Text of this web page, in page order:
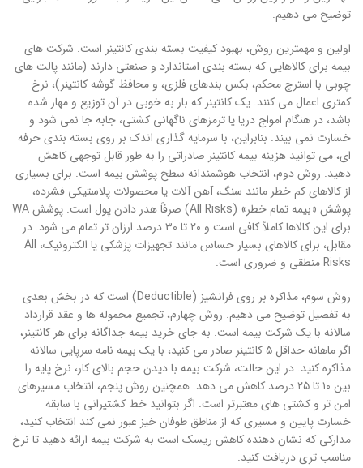
توضیح می دهیم.
اولین و مهمترین روش، بهبود کیفیت بسته بندی کانتینر است. شرکت های
بیمه برای کالاهایی که بسته بندی استاندارد و صنعتی دارند (مانند پالت های
چوبی با استرچ محکم، بکس بندهای فلزی، و محافظ گوشه کانتینر)، نرخ
کمتری اعمال می کنند. یک کانتینر که بار به خوبی در آن توزیع و مهار شده
باشد، در هنگام امواج دریا یا ترمزهای ناگهانی کشتی، جابه جا نمی شود و
خسارت نمی بیند. بنابراین، با سرمایه گذاری اندک بر روی بسته بندی حرفه
ای، می توانید هزینه بیمه کانتینر صادراتی را به طور قابل توجهی کاهش
دهید. روش دوم، انتخاب هوشمندانه سطح پوشش بیمه است. برای بسیاری
از کالاهای کم خطر مانند سنگ، آهن آلات یا محصولات پلاستیکی فشرده،
پوشش «بیمه تمام خطر» (All Risks) صرفاً هدر دادن پول است. پوشش WA
برای این کالاها کاملاً کافی است و ۲۰ تا ۳۰ درصد ارزان تر تمام می شود. در
مقابل، برای کالاهای بسیار حساس مانند تجهیزات پزشکی یا الکترونیک، All
Risks منطقی و ضروری است.
روش سوم، مذاکره بر روی فرانشیز (Deductible) است که در بخش بعدی
به تفصیل توضیح می دهیم. روش چهارم، تجمیع محموله ها و عقد قرارداد
سالانه با یک شرکت بیمه است. به جای خرید بیمه جداگانه برای هر کانتینر،
اگر ماهانه حداقل ۵ کانتینر صادر می کنید، با یک بیمه نامه سرپایی سالانه
مذاکره کنید. در این حالت، شرکت بیمه با دیدن حجم بالای کار، نرخ پایه را
بین ۱۰ تا ۲۵ درصد کاهش می دهد. همچنین روش پنجم، انتخاب مسیرهای
امن تر و کشتی های معتبرتر است. اگر بتوانید خط کشتیرانی با سابقه
خسارت پایین و مسیری که از مناطق طوفان خیز عبور نمی کند انتخاب کنید،
مدارکی که نشان دهنده کاهش ریسک است به شرکت بیمه ارائه دهید تا نرخ
مناسب تری دریافت کنید.